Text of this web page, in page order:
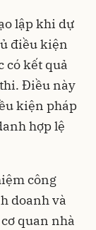
lập khi dự
điều kiện
có kết quả
Điều này
kiện pháp
hợp lệ
công
doanh và
quan nhà